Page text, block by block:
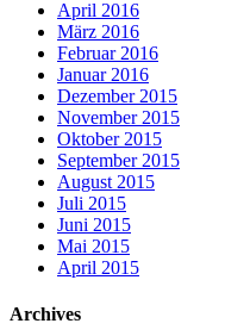
April 2016
März 2016
Februar 2016
Januar 2016
Dezember 2015
November 2015
Oktober 2015
September 2015
August 2015
Juli 2015
Juni 2015
Mai 2015
April 2015
Archives